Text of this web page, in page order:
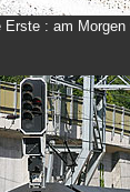
Erste : am